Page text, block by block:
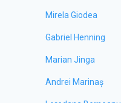
Mirela Giodea
Gabriel Henning
Marian Jinga
Andrei Marinaș